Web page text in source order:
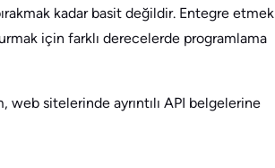
kadar basit değildir. Entegre etmek
için farklı derecelerde programlama
sitelerinde ayrıntılı API belgelerine